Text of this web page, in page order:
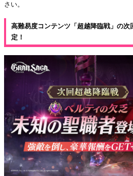
さい。
高難易度コンテンツ「超越降臨戦」の次
定！